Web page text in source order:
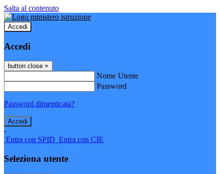
Salta al contenuto
Accedi
Accedi
button close ×
Nome Utente
Password
Password dimenticata?
-
Entra con SPID Entra con CIE
Seleziona utente